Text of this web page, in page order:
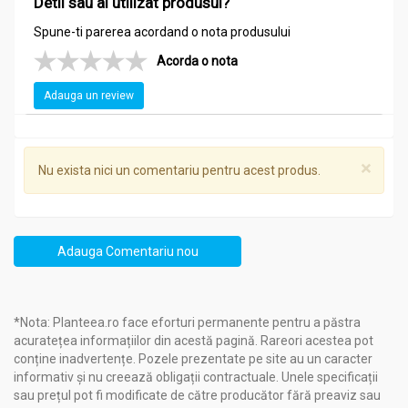
Dropsuri GlicemoNorm afin crom picolinat fara zahar 20cp
- DACIA PLANT
CONTRAINDICAȚII:Intoleranţă la oricare dintre componentele
produsului.
PRECAUȚII:La persoanele cu diabet zaharat insulino-
riguros al glicemiei, prin înregistrarea zilnică a valorilor
glicemiei și ajustarea dozelor de
insulină în funcție de noile valori obținute.
Mod de consum:
Dropsuri GlicemoNorm afin crom picolinat fara zahar 20cp
Adulți și tineri peste 14 ani: câte 2 dropsuri pe zi.
În cazuri excepționale se pot lua până la 4 dropsuri pe zi.
Dropsurile se țin în cavitatea bucală până la dizolvare, nu se
Spune-ti parerea acordand o nota produsului
Acorda o nota
Adauga un review
×
Nu exista nici un comentariu pentru acest produs.
Adauga Comentariu nou
*Nota: Planteea.ro face eforturi permanente pentru a păstra
acuratețea informațiilor din acestă pagină. Rareori acestea pot
conține inadvertențe. Pozele prezentate pe site au un caracter
informativ și nu creează obligații contractuale. Unele specificații
sau prețul pot fi modificate de către producător fără preaviz sau